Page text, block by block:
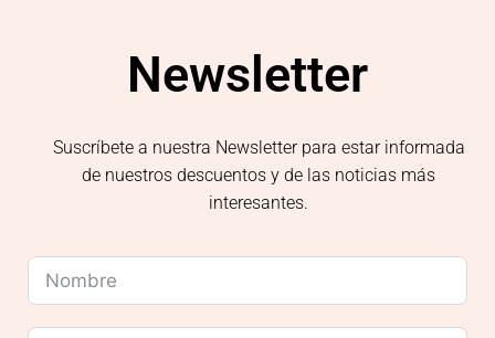
Newsletter
Suscríbete a nuestra Newsletter para estar informada
de nuestros descuentos y de las noticias más
interesantes.